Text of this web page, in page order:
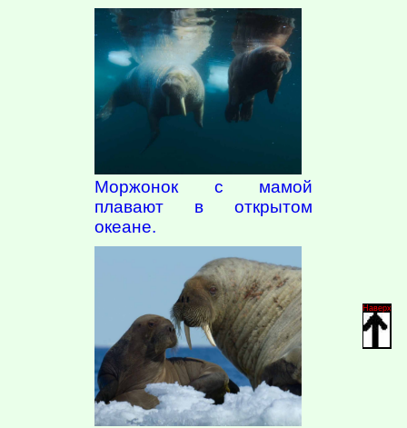
Моржонок с мамой
плавают в открытом
океане.
Наверх